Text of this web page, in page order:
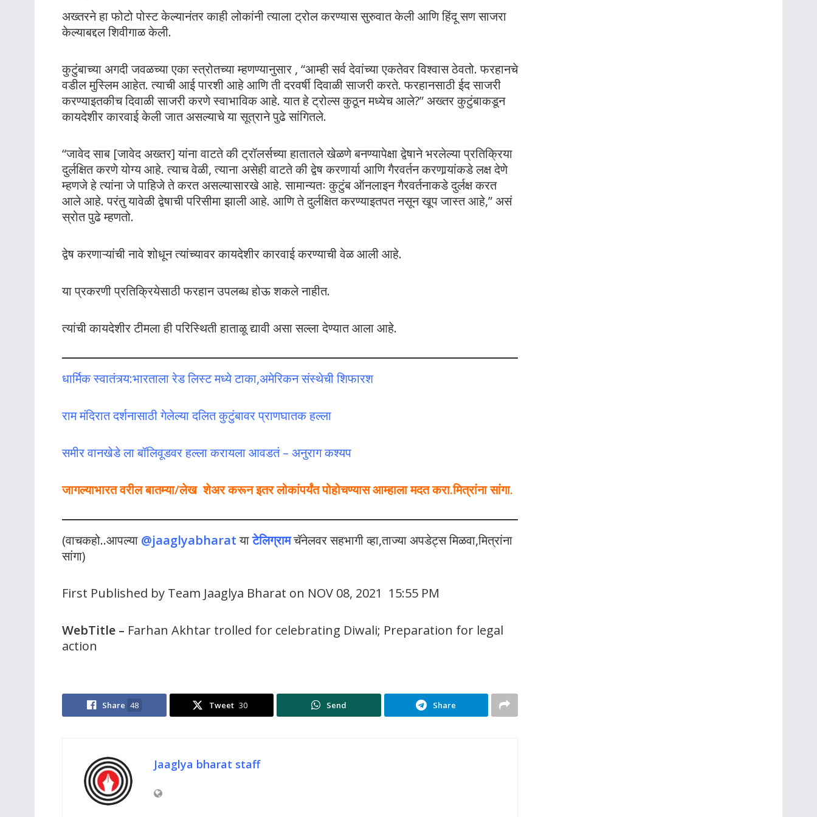
अख्तरने हा फोटो पोस्ट केल्यानंतर काही लोकांनी त्याला ट्रोल करण्यास सुरुवात केली आणि हिंदू सण साजरा
केल्याबद्दल शिवीगाळ केली.
कुटुंबाच्या अगदी जवळच्या एका स्त्रोतच्या म्हणण्यानुसार , “आम्ही सर्व देवांच्या एकतेवर विश्वास ठेवतो. फरहानचे
वडील मुस्लिम आहेत. त्याची आई पारशी आहे आणि ती दरवर्षी दिवाळी साजरी करते. फरहानसाठी ईद साजरी
करण्याइतकीच दिवाळी साजरी करणे स्वाभाविक आहे. यात हे ट्रोल्स कुठून मध्येच आले?” अख्तर कुटुंबाकडून
कायदेशीर कारवाई केली जात असल्याचे या सूत्राने पुढे सांगितले.
“जावेद साब [जावेद अख्तर] यांना वाटते की ट्रॉलर्सच्या हातातले खेळणे बनण्यापेक्षा द्वेषाने भरलेल्या प्रतिक्रिया
दुर्लक्षित करणे योग्य आहे. त्याच वेळी, त्याना असेही वाटते की द्वेष करणार्या आणि गैरवर्तन करणार्‍यांकडे लक्ष देणे
म्हणजे हे त्यांना जे पाहिजे ते करत असल्यासारखे आहे. सामान्यतः कुटुंब ऑनलाइन गैरवर्तनाकडे दुर्लक्ष करत
आले आहे. परंतु यावेळी द्वेषाची परिसीमा झाली आहे. आणि ते दुर्लक्षित करण्याइतपत नसून खूप जास्त आहे,” असं
स्रोत पुढे म्हणतो.
द्वेष करणाऱ्यांची नावे शोधून त्यांच्यावर कायदेशीर कारवाई करण्याची वेळ आली आहे.
या प्रकरणी प्रतिक्रियेसाठी फरहान उपलब्ध होऊ शकले नाहीत.
त्यांची कायदेशीर टीमला ही परिस्थिती हाताळू द्यावी असा सल्ला देण्यात आला आहे.
धार्मिक स्वातंत्र्य:भारताला रेड लिस्ट मध्ये टाका,अमेरिकन संस्थेची शिफारश
राम मंदिरात दर्शनासाठी गेलेल्या दलित कुटुंबावर प्राणघातक हल्ला
समीर वानखेडे ला बॉलिवूडवर हल्ला करायला आवडतं – अनुराग कश्यप
जागल्याभारत वरील बातम्या/लेख शेअर करून इतर लोकांपर्यंत पोहोचण्यास आम्हाला मदत करा.मित्रांना सांगा.
(वाचकहो..आपल्या @jaaglyabharat याटेलिग्रामचॅनेलवर सहभागी व्हा,ताज्या अपडेट्स मिळवा,मित्रांना
सांगा)
First Published by Team Jaaglya Bharat on NOV 08, 2021 15:55 PM
WebTitle – Farhan Akhtar trolled for celebrating Diwali; Preparation for legal
action
Share 48 Tweet 30 Send Share
Jaaglya bharat staff